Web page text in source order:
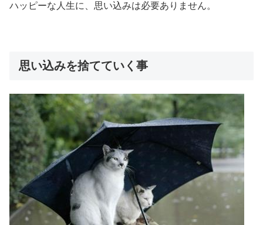
ハッピーな人生に、思い込みは必要ありません。
思い込みを捨てていく事